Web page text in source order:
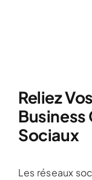
Reliez
Business
Sociaux
Les réseaux